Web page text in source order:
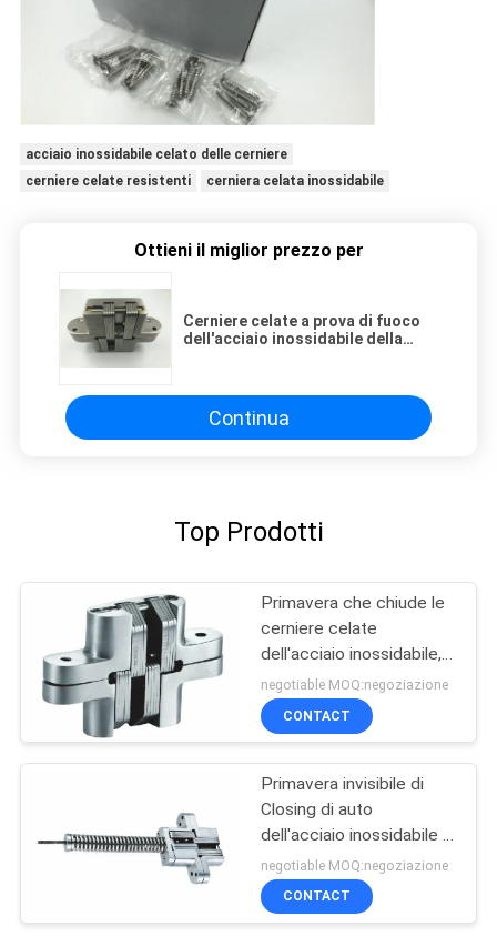
acciaio inossidabile celato delle cerniere
cerniere celate resistenti
cerniera celata inossidabile
Ottieni il miglior prezzo per
Cerniere celate a prova di fuoco
dell'acciaio inossidabile della
Continua
Top Prodotti
Primavera che chiude le
cerniere celate
dell'acciaio inossidabile,
cerniere invisibili per le
porte interne
negotiable MOQ:negoziazione
CONTACT
Primavera invisibile di
Closing di auto
dell'acciaio inossidabile di
4 di montaggio dei fori
cerniere del Governo
negotiable MOQ:negoziazione
CONTACT